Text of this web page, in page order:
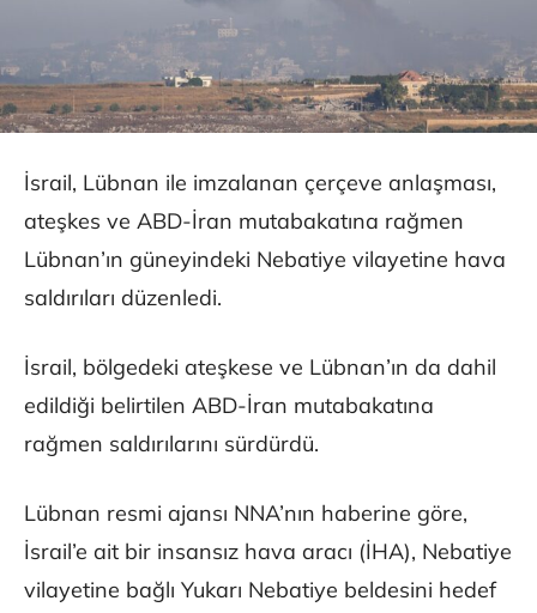
İsrail, Lübnan ile imzalanan çerçeve anlaşması,
ateşkes ve ABD-İran mutabakatına rağmen
Lübnan’ın güneyindeki Nebatiye vilayetine hava
saldırıları düzenledi.
İsrail, bölgedeki ateşkese ve Lübnan’ın da dahil
edildiği belirtilen ABD-İran mutabakatına
rağmen saldırılarını sürdürdü.
Lübnan resmi ajansı NNA’nın haberine göre,
İsrail’e ait bir insansız hava aracı (İHA), Nebatiye
vilayetine bağlı Yukarı Nebatiye beldesini hedef